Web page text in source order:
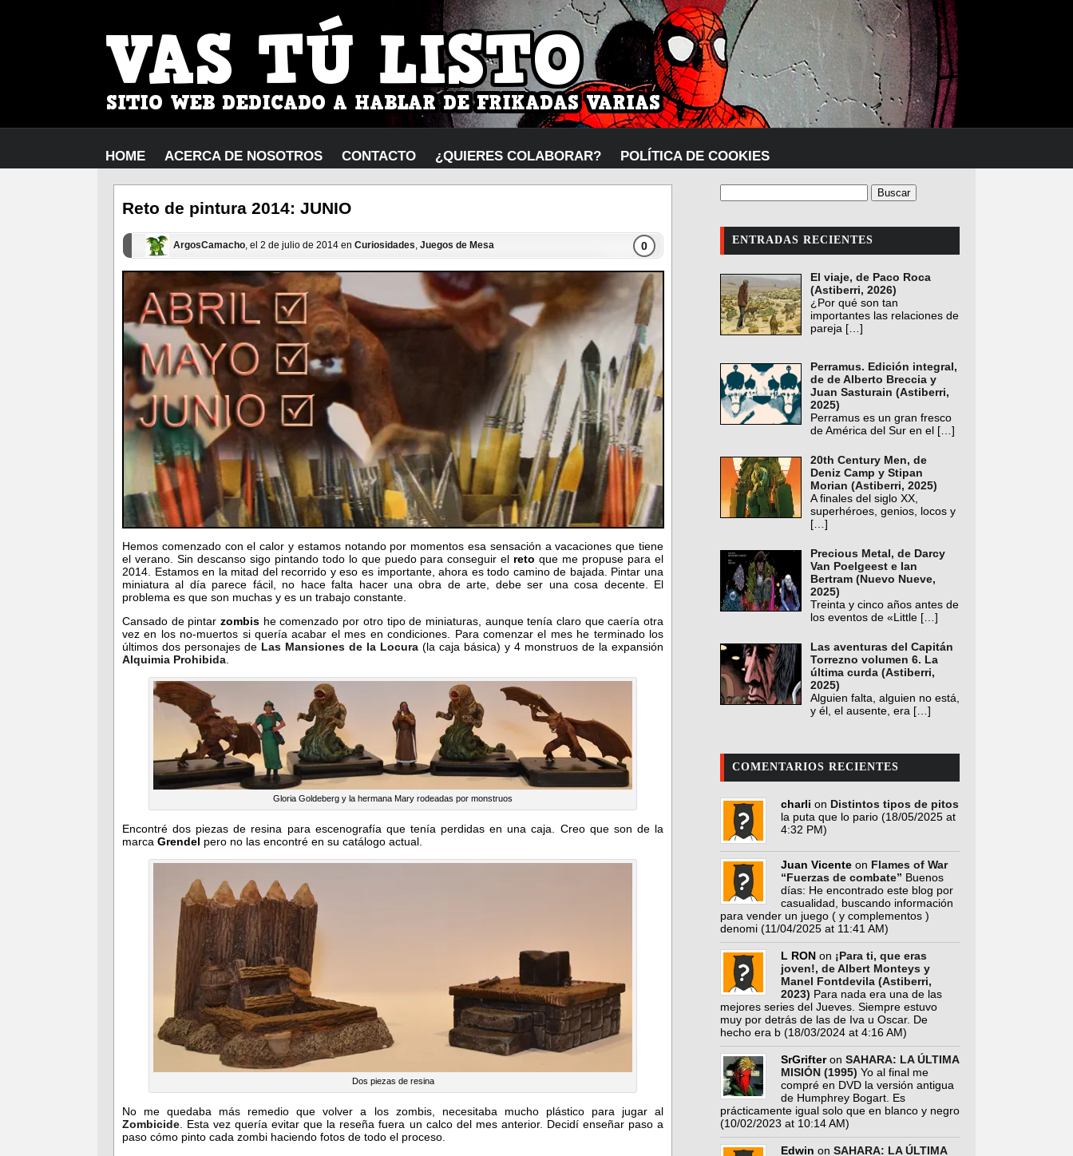
HOME ACERCA DE NOSOTROS CONTACTO ¿QUIERES COLABORAR? POLÍTICA DE COOKIES
Reto de pintura 2014: JUNIO
ArgosCamacho, el 2 de julio de 2014 en Curiosidades, Juegos de Mesa 0
Hemos comenzado con el calor y estamos notando por momentos esa sensación a vacaciones que tiene
el verano. Sin descanso sigo pintando todo lo que puedo para conseguir el reto que me propuse para el
2014. Estamos en la mitad del recorrido y eso es importante, ahora es todo camino de bajada. Pintar una
miniatura al día parece fácil, no hace falta hacer una obra de arte, debe ser una cosa decente. El
problema es que son muchas y es un trabajo constante.
Cansado de pintarzombis he comenzado por otro tipo de miniaturas, aunque tenía claro que caería otra
vez en los no-muertos si quería acabar el mes en condiciones. Para comenzar el mes he terminado los
últimos dos personajes de Las Mansiones de la Locura (la caja básica) y 4 monstruos de la expansión
Alquimia Prohibida
Gloria Goldeberg y la hermana Mary rodeadas por monstruos
Encontré dos piezas de resina para escenografía que tenía perdidas en una caja. Creo que son de la
marca Grendel pero no las encontré en su catálogo actual.
Dos piezas de resina
No me quedaba más remedio que volver a los zombis, necesitaba mucho plástico para jugar al
Zombicide . Esta vez quería evitar que la reseña fuera un calco del mes anterior. Decidí enseñar paso a
paso cómo pinto cada zombi haciendo fotos de todo el proceso.
ENTRADAS RECIENTES
El viaje, de Paco Roca
(Astiberri, 2026)
¿Por qué son tan
importantes las relaciones de
pareja […]
Perramus. Edición integral,
de de Alberto Breccia y
Juan Sasturain (Astiberri,
2025)
Perramus es un gran fresco
de América del Sur en el […]
20th Century Men, de
Deniz Camp y Stipan
Morian (Astiberri, 2025)
A finales del siglo XX,
superhéroes, genios, locos y
[…]
Precious Metal, de Darcy
Van Poelgeest e Ian
Bertram (Nuevo Nueve,
2025)
Treinta y cinco años antes de
los eventos de «Little […]
Las aventuras del Capitán
Torrezno volumen 6. La
última curda (Astiberri,
2025)
Alguien falta, alguien no está,
y él, el ausente, era […]
COMENTARIOS RECIENTES
charli on Distintos tipos de pitos
la puta que lo pario (18/05/2025 at
4:32 PM)
Juan Vicente on Flames of War
“Fuerzas de combate” Buenos
días: He encontrado este blog por
casualidad, buscando información
para vender un juego ( y complementos )
denomi (11/04/2025 at 11:41 AM)
L RON on ¡Para ti, que eras
joven!, de Albert Monteys y
Manel Fontdevila (Astiberri,
2023) Para nada era una de las
mejores series del Jueves. Siempre estuvo
muy por detrás de las de Iva u Oscar. De
hecho era b (18/03/2024 at 4:16 AM)
SrGrifteron SAHARA: LA ÚLTIMA
MISIÓN (1995) Yo al final me
compré en DVD la versión antigua
de Humphrey Bogart. Es
prácticamente igual solo que en blanco y negro
(10/02/2023 at 10:14 AM)
Edwin on SAHARA: LA ÚLTIMA